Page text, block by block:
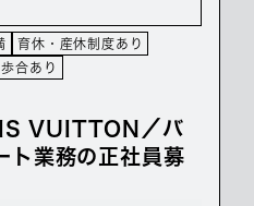
育休・産休制度あり
合あり
VUITTON／バ
ト業務の正社員募